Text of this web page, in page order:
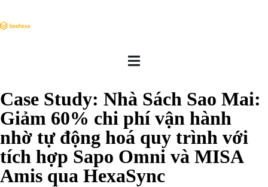
Case Study: Nhà Sách Sao Mai:
Giảm 60% chi phí vận hành
nhờ tự động hoá quy trình với
tích hợp Sapo Omni và MISA
Amis qua HexaSync